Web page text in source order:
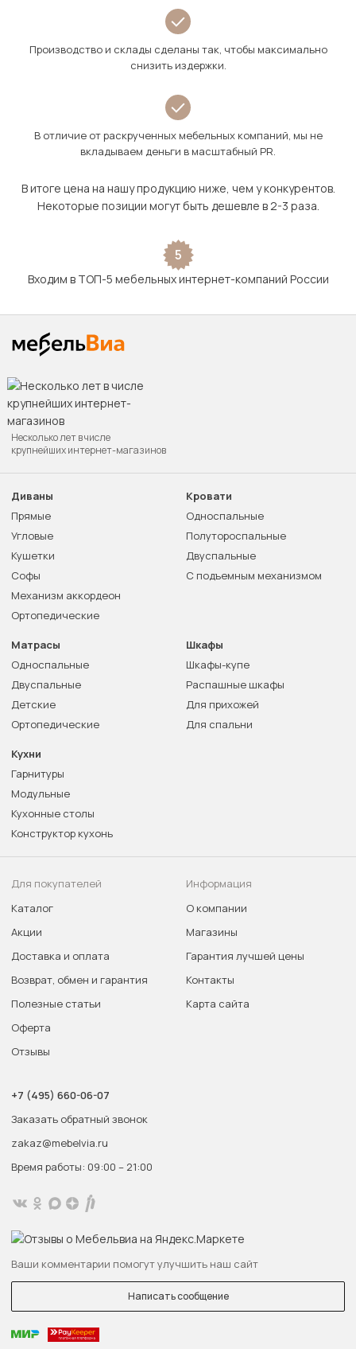
Производство и склады сделаны так, чтобы максимально
снизить издержки.
В отличие от раскрученных мебельных компаний, мы не
вкладываем деньги в масштабный PR.
В итоге цена на нашу продукцию ниже, чем у конкурентов.
Некоторые позиции могут быть дешевле в 2-3 раза.
5
Входим в ТОП-5 мебельных интернет-компаний России
Несколько лет в числе
крупнейших интернет-магазинов
Диваны
Прямые
Угловые
Кушетки
Софы
Механизм аккордеон
Ортопедические
Кровати
Односпальные
Полутороспальные
Двуспальные
С подъемным механизмом
Матрасы
Односпальные
Двуспальные
Детские
Ортопедические
Шкафы
Шкафы-купе
Распашные шкафы
Для прихожей
Для спальни
Кухни
Гарнитуры
Модульные
Кухонные столы
Конструктор кухонь
Для покупателей
Каталог
Акции
Доставка и оплата
Возврат, обмен и гарантия
Полезные статьи
Оферта
Отзывы
Информация
О компании
Магазины
Гарантия лучшей цены
Контакты
Карта сайта
+7 (495) 660-06-07
Заказать обратный звонок
zakaz@mebelvia.ru
Время работы: 09:00 – 21:00
Ваши комментарии помогут улучшить наш сайт
Написать сообщение